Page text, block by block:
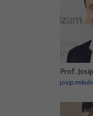
Prof.